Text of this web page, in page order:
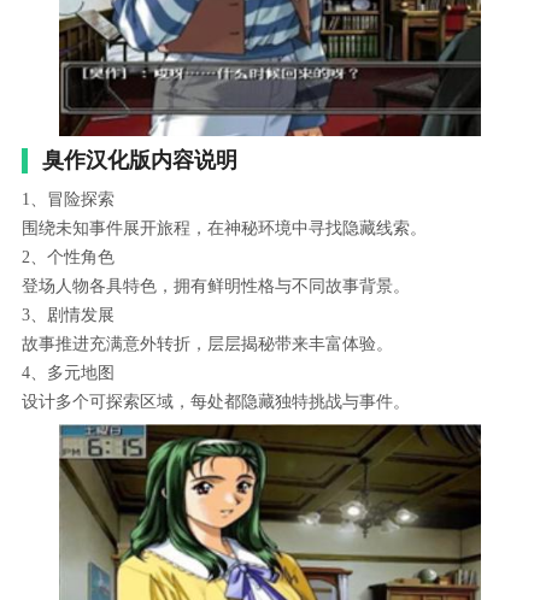
臭作汉化版内容说明
1、冒险探索
围绕未知事件展开旅程，在神秘环境中寻找隐藏线索。
2、个性角色
登场人物各具特色，拥有鲜明性格与不同故事背景。
3、剧情发展
故事推进充满意外转折，层层揭秘带来丰富体验。
4、多元地图
设计多个可探索区域，每处都隐藏独特挑战与事件。